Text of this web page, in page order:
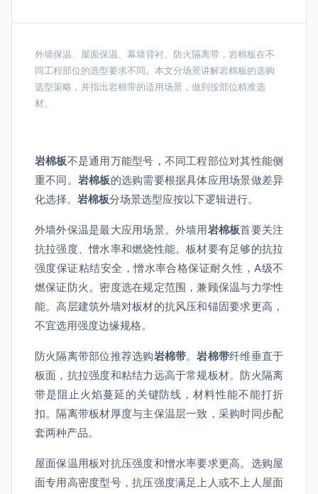
外墙保温、屋面保温、幕墙背衬、防火隔离带，岩棉板在不
同工程部位的选型要求不同。本文分场景讲解岩棉板的选购
选型策略，并指出岩棉带的适用场景，做到按部位精准选
材。
岩棉板不是通用万能型号，不同工程部位对其性能侧
重不同。 岩棉板的选购需要根据具体应用场景做差异
化选择。 岩棉板分场景选型应按以下逻辑进行。
外墙外保温是最大应用场景。外墙用岩棉板首要关注
抗拉强度、憎水率和燃烧性能。板材要有足够的抗拉
强度保证粘结安全，憎水率合格保证耐久性，A级不
燃保证防火。密度选在规定范围，兼顾保温与力学性
能。高层建筑外墙对板材的抗风压和锚固要求更高，
不宜选用强度边缘规格。
防火隔离带部位推荐选购岩棉带。岩棉带纤维垂直于
板面，抗拉强度和粘结力远高于常规板材。防火隔离
带是阻止火焰蔓延的关键防线，材料性能不能打折
扣。隔离带板材厚度与主保温层一致，采购时同步配
套两种产品。
屋面保温用板对抗压强度和憎水率要求更高。选购屋
面专用高密度型号，抗压强度满足上人或不上人屋面